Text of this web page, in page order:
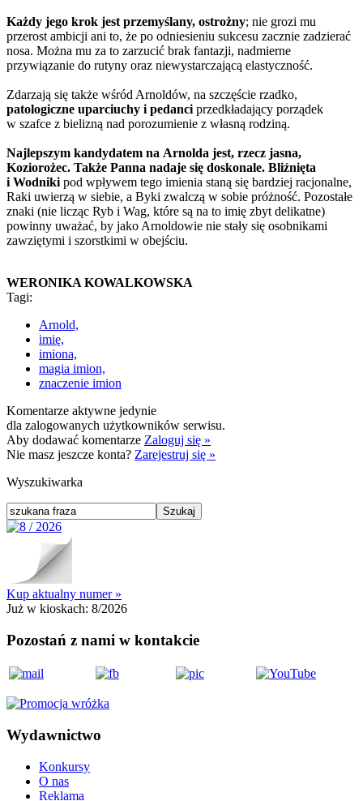
Każdy jego krok jest przemyślany, ostrożny; nie grozi mu
przerost ambicji ani to, że po odniesieniu sukcesu zacznie zadzierać
nosa. Można mu za to zarzucić brak fantazji, nadmierne
przywiązanie do rutyny oraz niewystarczającą elastyczność.
Zdarzają się także wśród Arnoldów, na szczęście rzadko,
patologiczne uparciuchy i pedanci przedkładający porządek
w szafce z bielizną nad porozumienie z własną rodziną.
Najlepszym kandydatem na Arnolda jest, rzecz jasna,
Koziorożec. Także Panna nadaje się doskonale. Bliźnięta
i Wodniki pod wpływem tego imienia staną się bardziej racjonalne,
Raki uwierzą w siebie, a Byki zwalczą w sobie próżność. Pozostałe
znaki (nie licząc Ryb i Wag, które są na to imię zbyt delikatne)
powinny uważać, by jako Arnoldowie nie stały się osobnikami
zawziętymi i szorstkimi w obejściu.
WERONIKA KOWALKOWSKA
Tagi:
Arnold,
imię,
imiona,
magia imion,
znaczenie imion
Komentarze aktywne jedynie
dla zalogowanych użytkowników serwisu.
Aby dodawać komentarze Zaloguj się »
Nie masz jeszcze konta? Zarejestruj się »
Wyszukiwarka
Kup aktualny numer »
Już w kioskach: 8/2026
Pozostań z nami w kontakcie
Wydawnictwo
Konkursy
O nas
Reklama